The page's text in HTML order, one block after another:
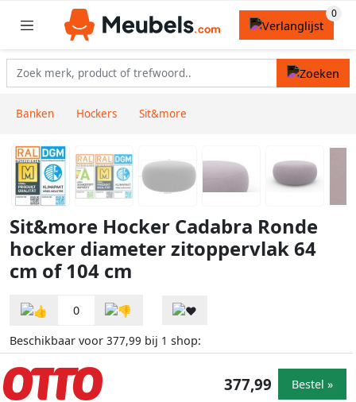
Banken Hockers Sit&more
Sit&more Hocker Cadabra Ronde
hocker diameter zitoppervlak 64
cm of 104 cm
0
Beschikbaar voor 377,99 bij 1 shop:
377,99 Bestel »